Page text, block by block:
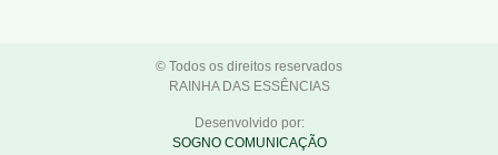
© Todos os direitos reservados
RAINHA DAS ESSÊNCIAS
Desenvolvido por:
SOGNO COMUNICAÇÃO